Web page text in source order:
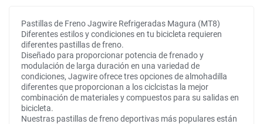
Pastillas de Freno Jagwire Refrigeradas Magura (MT8)
Diferentes estilos y condiciones en tu bicicleta requieren
diferentes pastillas de freno.
Diseñado para proporcionar potencia de frenado y
modulación de larga duración en una variedad de
condiciones, Jagwire ofrece tres opciones de almohadilla
diferentes que proporcionan a los ciclcistas la mejor
combinación de materiales y compuestos para su salidas en
bicicleta.
Nuestras pastillas de freno deportivas más populares están